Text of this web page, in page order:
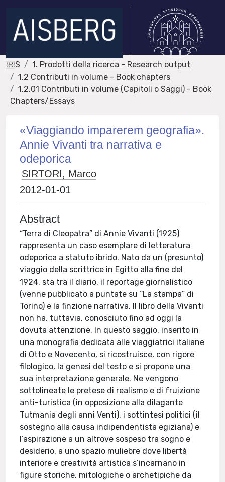
IRIS
1. Prodotti della ricerca - Research output
1.2 Contributi in volume - Book chapters
1.2.01 Contributi in volume (Capitoli o Saggi) - Book
Chapters/Essays
«Viaggiando imparerem geografia».
Annie Vivanti tra narrativa e
odeporica
SIRTORI, Marco
2012-01-01
Abstract
“Terra di Cleopatra” di Annie Vivanti (1925)
rappresenta un caso esemplare di letteratura
odeporica a statuto ibrido. Nato da un (presunto)
viaggio della scrittrice in Egitto alla fine del
1924, sta tra il diario, il reportage giornalistico
(venne pubblicato a puntate su “La stampa” di
Torino) e la finzione narrativa. Il libro della Vivanti
non ha, tuttavia, conosciuto fino ad oggi la
dovuta attenzione. In questo saggio, inserito in
una monografia dedicata alle viaggiatrici italiane
di Otto e Novecento, si ricostruisce, con rigore
filologico, la genesi del testo e si propone una
sua interpretazione generale. Ne vengono
sottolineate le pretese di realismo e di fruizione
anti-turistica (in opposizione alla dilagante
Tutmania degli anni Venti), i sottintesi politici (il
sostegno alla causa indipendentista egiziana) e
l’aspirazione a un altrove sospeso tra sogno e
desiderio, a uno spazio muliebre dove libertà
interiore e creatività artistica s’incarnano in
figure storiche, mitologiche o archetipiche da